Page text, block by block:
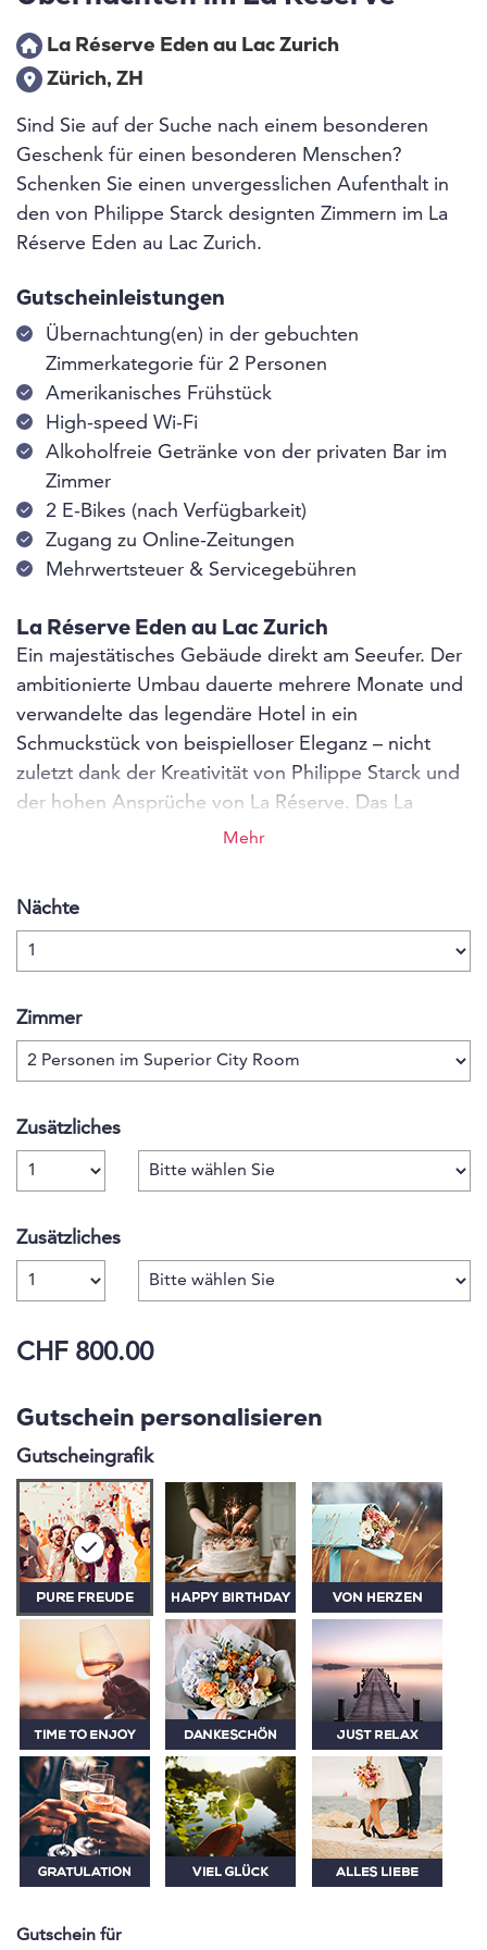
La Réserve Eden au Lac Zurich
Zürich, ZH
Sind Sie auf der Suche nach einem besonderen
Geschenk für einen besonderen Menschen?
Schenken Sie einen unvergesslichen Aufenthalt in
den von Philippe Starck designten Zimmern im La
Réserve Eden au Lac Zurich.
Gutscheinleistungen
Übernachtung(en) in der gebuchten
Zimmerkategorie für 2 Personen
Amerikanisches Frühstück
High-speed Wi-Fi
Alkoholfreie Getränke von der privaten Bar im
Zimmer
2 E-Bikes (nach Verfügbarkeit)
Zugang zu Online-Zeitungen
Mehrwertsteuer & Servicegebühren
La Réserve Eden au Lac Zurich
Ein majestätisches Gebäude direkt am Seeufer. Der
ambitionierte Umbau dauerte mehrere Monate und
verwandelte das legendäre Hotel in ein
Schmuckstück von beispielloser Eleganz – nicht
zuletzt dank der Kreativität von Philippe Starck und
der hohen Ansprüche von La Réserve. Das La
Réserve Eden au Lac Zurich ist ein einzigartiges
unnachahmlichen Design-Mix aus Kunst und
Mehr
Nächte
Zimmer
Zusätzliches
Anzahl
Zusätzliches
Anzahl
CHF 800.00
Gutschein personalisieren
Gutscheingrafik
Gutschein für